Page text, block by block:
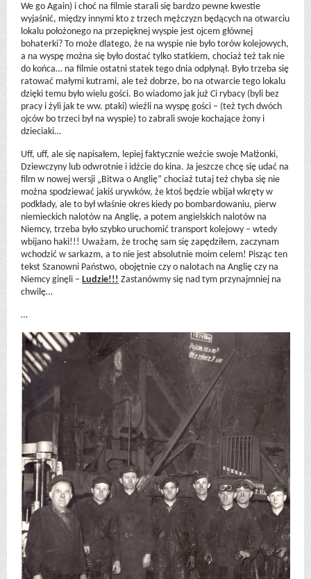
We go Again) i choć na filmie starali się bardzo pewne kwestie
wyjaśnić, między innymi kto z trzech mężczyzn będących na otwarciu
lokalu położonego na przepięknej wyspie jest ojcem głównej
bohaterki? To może dlatego, że na wyspie nie było torów kolejowych,
a na wyspę można się było dostać tylko statkiem, chociaż też tak nie
do końca… na filmie ostatni statek tego dnia odpłynął. Było trzeba się
ratować małymi kutrami, ale też dobrze, bo na otwarcie tego lokalu
dzięki temu było wielu gości. Bo wiadomo jak już Ci rybacy (byli bez
pracy i żyli jak te ww. ptaki) wieźli na wyspę gości – (też tych dwóch
ojców bo trzeci był na wyspie) to zabrali swoje kochające żony i
dzieciaki…
Uff, uff, ale się napisałem, lepiej faktycznie weźcie swoje Małżonki,
Dziewczyny lub odwrotnie i idźcie do kina. Ja jeszcze chcę się udać na
film w nowej wersji „Bitwa o Anglię” chociaż tutaj też chyba się nie
można spodziewać jakiś urywków, że ktoś będzie wbijał wkręty w
podkłady, ale to był właśnie okres kiedy po bombardowaniu, pierw
niemieckich nalotów na Anglię, a potem angielskich nalotów na
Niemcy, trzeba było szybko uruchomić transport kolejowy – wtedy
wbijano haki!!! Uważam, że trochę sam się zapędziłem, zaczynam
wchodzić w sarkazm, a to nie jest absolutnie moim celem! Pisząc ten
tekst Szanowni Państwo, obojętnie czy o nalotach na Anglię czy na
Niemcy ginęli – Ludzie!!! Zastanówmy się nad tym przynajmniej na
chwilę…
…